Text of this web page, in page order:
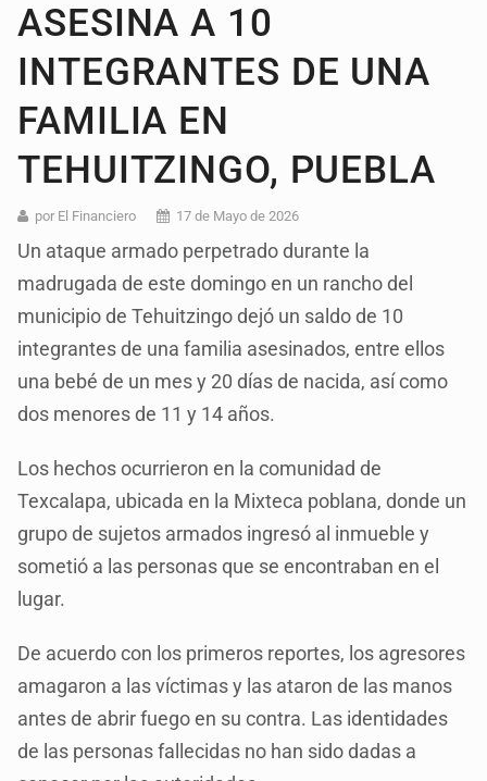
ASESINA A 10
INTEGRANTES DE UNA
FAMILIA EN
TEHUITZINGO, PUEBLA
por El Financiero 17 de Mayo de 2026
Un ataque armado perpetrado durante la
madrugada de este domingo en un rancho del
municipio de Tehuitzingo dejó un saldo de 10
integrantes de una familia asesinados, entre ellos
una bebé de un mes y 20 días de nacida, así como
dos menores de 11 y 14 años.
Los hechos ocurrieron en la comunidad de
Texcalapa, ubicada en la Mixteca poblana, donde un
grupo de sujetos armados ingresó al inmueble y
sometió a las personas que se encontraban en el
lugar.
De acuerdo con los primeros reportes, los agresores
amagaron a las víctimas y las ataron de las manos
antes de abrir fuego en su contra. Las identidades
de las personas fallecidas no han sido dadas a